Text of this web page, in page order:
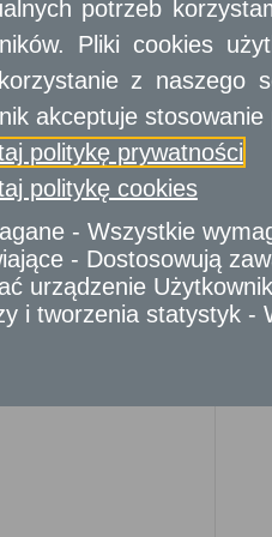
i wnioski
informacji publicznej
Usługi
urzędów
potrzeb
Pliki cookies
z naszego
akceptuje stosowanie
politykę prywatności
politykę cookies
- Wszystkie
- Dostosowują
urządzenie
i tworzenia statystyk -